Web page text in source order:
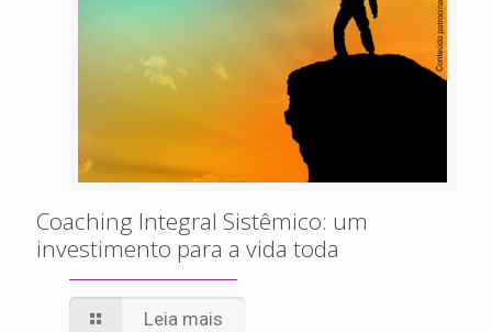
Coaching Integral Sistêmico: um
investimento para a vida toda
Leia mais